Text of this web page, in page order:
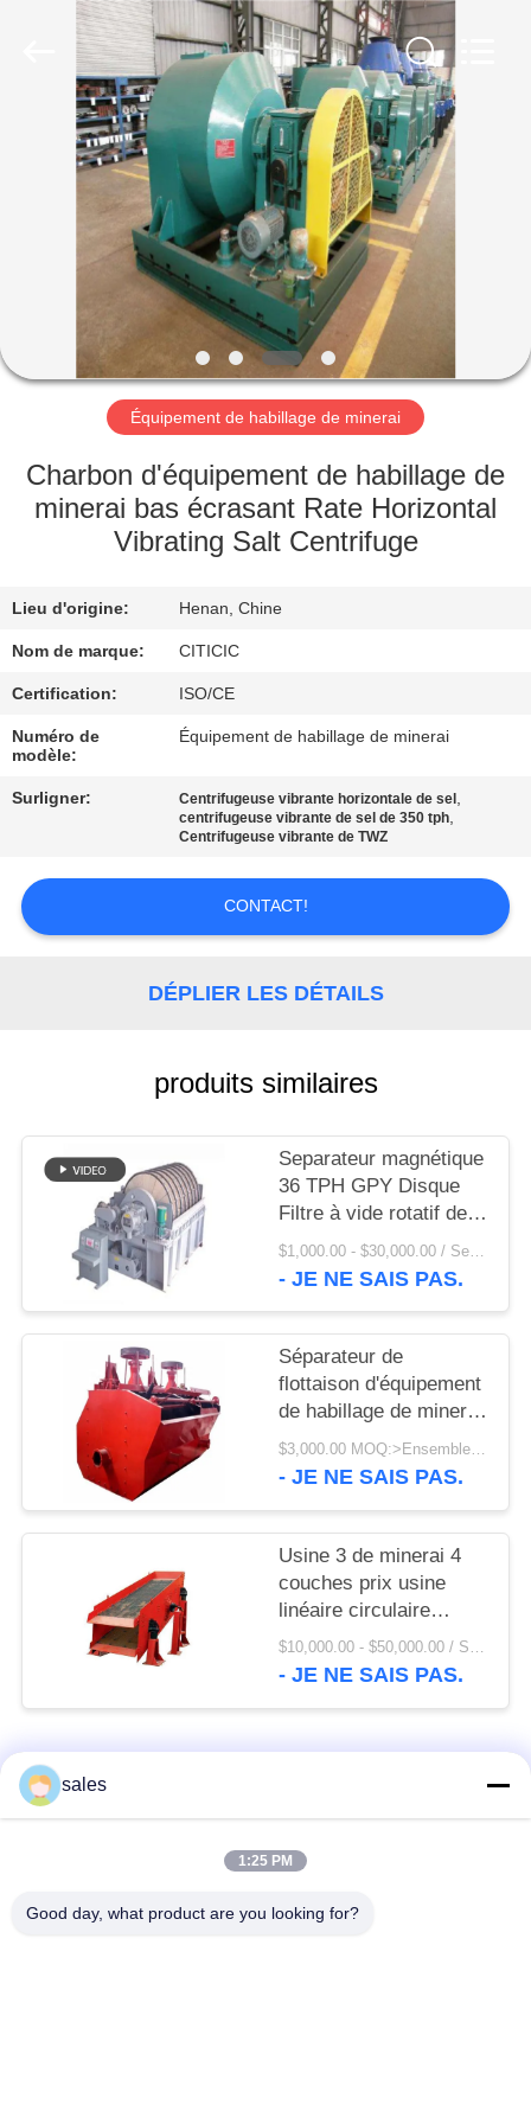
MAISON
PRODUITS
SHOW
AU
SUJET
DE
NOUS
D'USINE
CONTRÔLE
DE
QUALITÉ
CONTACTEZ-
NOUS
PLAN
SITE
PRIVACY
POLICY
Équipement de habillage de minerai
Charbon d'équipement de habillage de
minerai bas écrasant Rate Horizontal
Vibrating Salt Centrifuge
Lieu d'origine: Henan, Chine
Nom de marque: CITICIC
Certification: ISO/CE
Numéro de
modèle:
Équipement de habillage de minerai
Surligner: Centrifugeuse vibrante horizontale de sel ,
centrifugeuse vibrante de sel de 350 tph,
Centrifugeuse vibrante de TWZ
CONTACT!
DÉPLIER LES DÉTAILS
produits similaires
Separateur magnétique
36 TPH GPY Disque
Filtre à vide rotatif de
haute qualité
$1,000.00 - $30,000.00 / Set MOQ:1 ensemble/ensembles
- JE NE SAIS PAS.
Séparateur de
flottaison d'équipement
de habillage de minerai
de la roue à aubes T60
pour l'exploitation
$3,000.00 MOQ:>Ensembles =1
- JE NE SAIS PAS.
Usine 3 de minerai 4
couches prix usine
linéaire circulaire
d'écran de vibration et
d'écran d'agrégats
$10,000.00 - $50,000.00 / Set MOQ:1 ensemble/ensembles
- JE NE SAIS PAS.
Catégories populaires
Pignon biseauté
vitesse de périmètre
Bâtis et pièces
sales
1:25 PM
Good day, what product are you looking for?